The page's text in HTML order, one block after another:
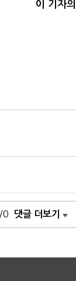
이 기자
0 댓글 더보기